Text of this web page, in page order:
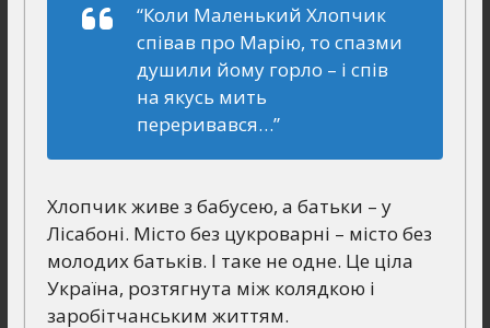
“Коли Маленький Хлопчик
співав про Марію, то спазми
душили йому горло – і спів
на якусь мить
переривався…”
Хлопчик живе з бабусею, а батьки – у
Лісабоні. Місто без цукроварні – місто без
молодих батьків. І таке не одне. Це ціла
Україна, розтягнута між колядкою і
заробітчанським життям.